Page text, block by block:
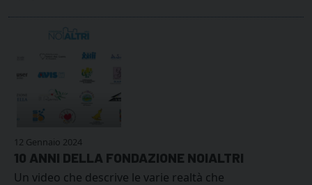
12 Gennaio 2024
10 ANNI DELLA FONDAZIONE NOIALTRI
Un video che descrive le varie realtà che